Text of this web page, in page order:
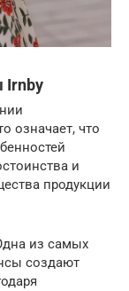
Irnby
означает, что
и
продукции
из самых
создают